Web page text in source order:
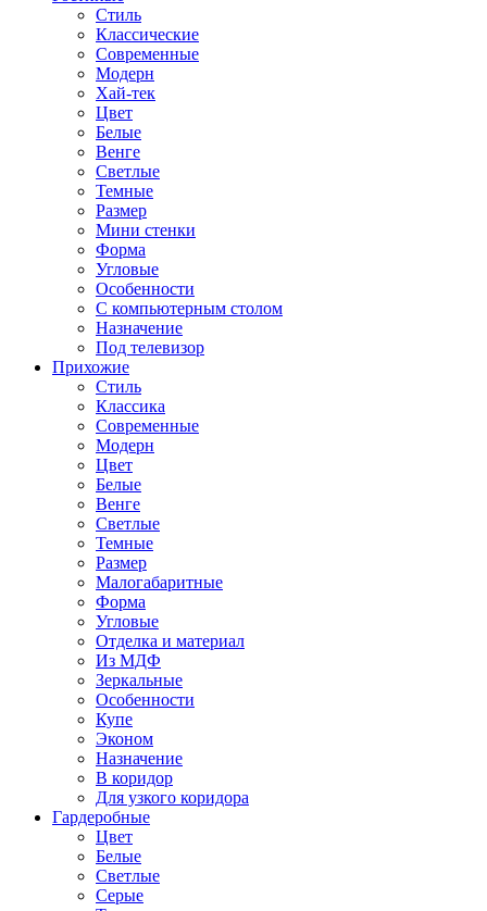
Стиль
Классические
Современные
Модерн
Хай-тек
Цвет
Белые
Венге
Светлые
Темные
Размер
Мини стенки
Форма
Угловые
Особенности
С компьютерным столом
Назначение
Под телевизор
Прихожие
Стиль
Классика
Современные
Модерн
Цвет
Белые
Венге
Светлые
Темные
Размер
Малогабаритные
Форма
Угловые
Отделка и материал
Из МДФ
Зеркальные
Особенности
Купе
Эконом
Назначение
В коридор
Для узкого коридора
Гардеробные
Цвет
Белые
Светлые
Серые